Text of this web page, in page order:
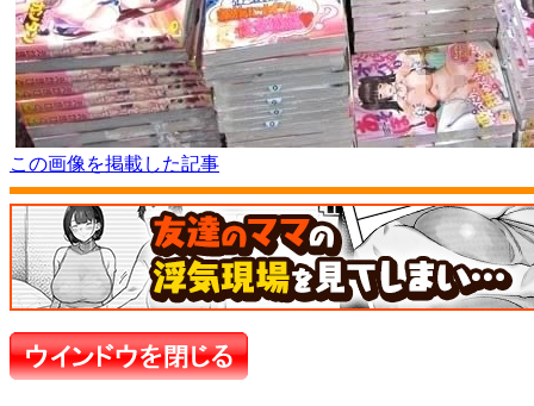
この画像を掲載した記事